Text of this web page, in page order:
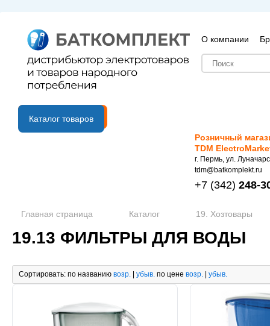
О компании
B2B портал
Каталог товаров
Розничный
TDM
г. Пермь, ул.
tdm@batkomplekt.ru
+7 (342) 248-
Главная страница Каталог 19. Хозтовары
19.13 ФИЛЬТРЫ ДЛЯ ВОДЫ
Сортировать: по названию возр. | убыв. по цене возр. | убыв.